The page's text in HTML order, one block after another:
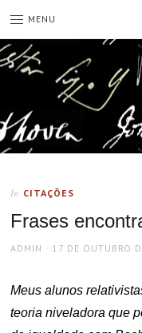
MENU
In CITAÇÕES
Frases
AUTHOR
ADMIN
POSTED
17 DE OUTUBRO
Meus alunos
teoria niveladora que